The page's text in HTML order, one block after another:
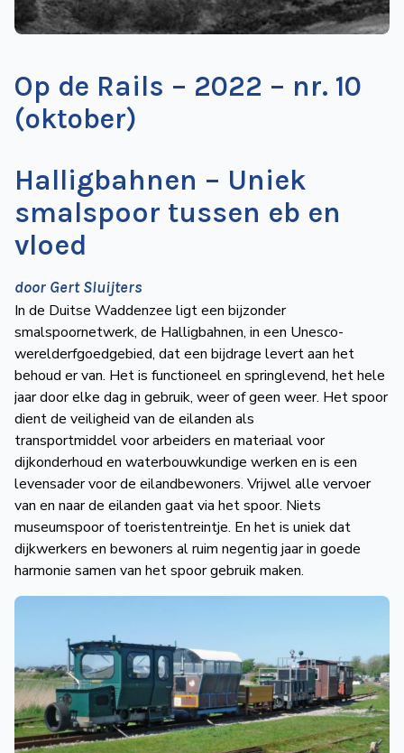
de
Wegwijzer
Mijn
NVBS
Op de Rails – 2022 – nr. 10
(oktober)
Halligbahnen – Uniek
smalspoor tussen eb en
vloed
door Gert Sluijters
In de Duitse Waddenzee ligt een bijzonder
smalspoornetwerk, de Halligbahnen, in een Unesco-
werelderfgoedgebied, dat een bijdrage levert aan het
behoud er van. Het is functioneel en springlevend, het hele
jaar door elke dag in gebruik, weer of geen weer. Het spoor
dient de veiligheid van de eilanden als
transportmiddel voor arbeiders en materiaal voor
dijkonderhoud en waterbouwkundige werken en is een
levensader voor de eilandbewoners. Vrijwel alle vervoer
van en naar de eilanden gaat via het spoor. Niets
museumspoor of toeristentreintje. En het is uniek dat
dijkwerkers en bewoners al ruim negentig jaar in goede
harmonie samen van het spoor gebruik maken.